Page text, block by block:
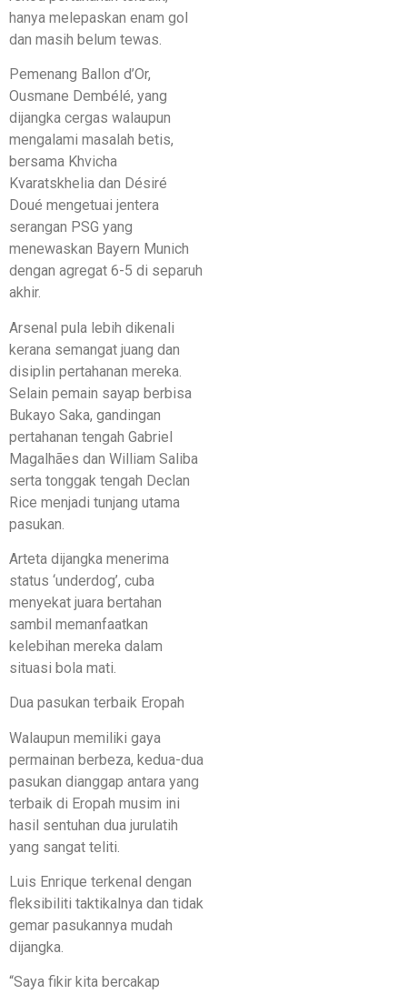
hanya melepaskan enam gol
dan masih belum tewas.
Pemenang Ballon d’Or,
Ousmane Dembélé, yang
dijangka cergas walaupun
mengalami masalah betis,
bersama Khvicha
Kvaratskhelia dan Désiré
Doué mengetuai jentera
serangan PSG yang
menewaskan Bayern Munich
dengan agregat 6-5 di separuh
akhir.
Arsenal pula lebih dikenali
kerana semangat juang dan
disiplin pertahanan mereka.
Selain pemain sayap berbisa
Bukayo Saka, gandingan
pertahanan tengah Gabriel
Magalhães dan William Saliba
serta tonggak tengah Declan
Rice menjadi tunjang utama
pasukan.
Arteta dijangka menerima
status ‘underdog’, cuba
menyekat juara bertahan
sambil memanfaatkan
kelebihan mereka dalam
situasi bola mati.
Dua pasukan terbaik Eropah
Walaupun memiliki gaya
permainan berbeza, kedua-dua
pasukan dianggap antara yang
terbaik di Eropah musim ini
hasil sentuhan dua jurulatih
yang sangat teliti.
Luis Enrique terkenal dengan
fleksibiliti taktikalnya dan tidak
gemar pasukannya mudah
dijangka.
“Saya fikir kita bercakap